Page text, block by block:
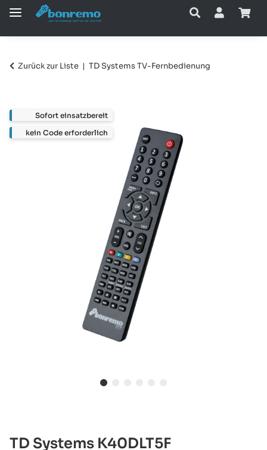
Zurück zur Liste TD Systems TV-Fernbedienung
TD Systems K40DLT5F